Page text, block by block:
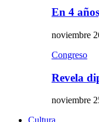
En 4
noviembre
Congreso
Revela
noviembre